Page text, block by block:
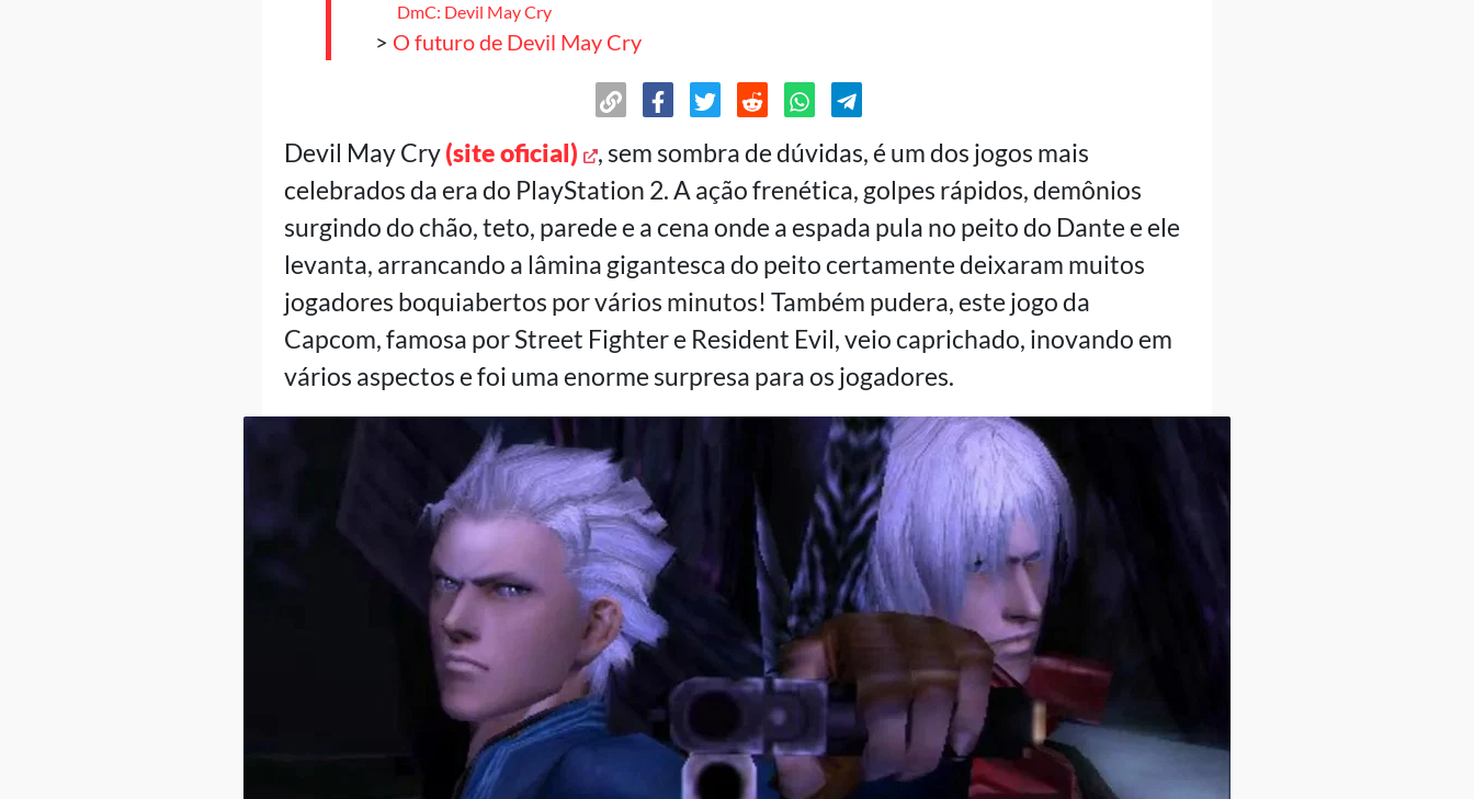
DmC: Devil May Cry
> O futuro de Devil May Cry
Devil May Cry(site oficial)
, sem sombra de dúvidas, é um dos jogos mais
celebrados da era do PlayStation 2. A ação frenética, golpes rápidos, demônios
surgindo do chão, teto, parede e a cena onde a espada pula no peito do Dante e ele
levanta, arrancando a lâmina gigantesca do peito certamente deixaram muitos
jogadores boquiabertos por vários minutos! Também pudera, este jogo da
Capcom, famosa por Street Fighter e Resident Evil, veio caprichado, inovando em
vários aspectos e foi uma enorme surpresa para os jogadores.